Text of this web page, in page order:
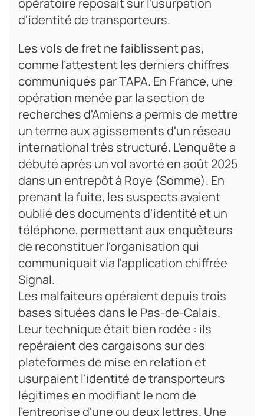
d'identité de transporteurs.
Les vols de fret ne faiblissent pas,
comme l’attestent les derniers chiffres
communiqués par TAPA. En France, une
opération menée par la section de
recherches d'Amiens a permis de mettre
un terme aux agissements d'un réseau
international très structuré. L'enquête a
débuté après un vol avorté en août 2025
dans un entrepôt à Roye (Somme). En
prenant la fuite, les suspects avaient
oublié des documents d'identité et un
téléphone, permettant aux enquêteurs
de reconstituer l'organisation qui
communiquait via l'application chiffrée
Signal.
Les malfaiteurs opéraient depuis trois
bases situées dans le Pas-de-Calais.
Leur technique était bien rodée : ils
repéraient des cargaisons sur des
plateformes de mise en relation et
usurpaient l'identité de transporteurs
légitimes en modifiant le nom de
l'entreprise d'une ou deux lettres. Une